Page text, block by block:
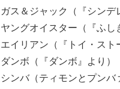
ガス＆ジャック（『シンデ
ヤングオイスター（『ふし
エイリアン（『トイ・スト
ダンボ（『ダンボ』より）
シンバ（ティモンとプンバ